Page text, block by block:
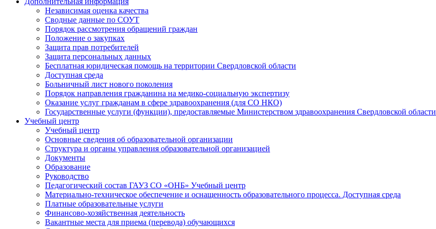
Независимая оценка качества
Сводные данные по СОУТ
Порядок рассмотрения обращений граждан
Положение о закупках
Защита прав потребителей
Защита персональных данных
Бесплатная юридическая помощь на территории Свердловской области
Доступная среда
Больничный лист нового поколения
Порядок направления гражданина на медико-социальную экспертизу
Оказание услуг гражданам в сфере здравоохранения (для СО НКО)
Государственные услуги (функции), предоставляемые Министерством здравоохранения Свердловской области
Учебный центр
Учебный центр
Основные сведения об образовательной организации
Структура и органы управления образовательной организацией
Документы
Образование
Руководство
Педагогический состав ГАУЗ СО «ОНБ» Учебный центр
Материально-техническое обеспечение и оснащенность образовательного процесса. Доступная среда
Платные образовательные услуги
Финансово-хозяйственная деятельность
Вакантные места для приема (перевода) обучающихся